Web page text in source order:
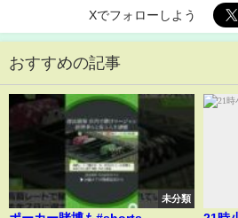
Xでフォローしよう
おすすめの記事
未分類